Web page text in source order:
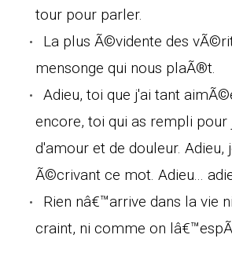
tour pour parler.
La plus Ã©vidente des
mensonge qui nous plaÃ®t.
Adieu, toi que j'ai tant
encore, toi qui as rempli pour
d'amour et de douleur. Adieu,
Ã©crivant ce mot. Adieu...
Rien nâ€™arrive dans la vie
craint, ni comme on